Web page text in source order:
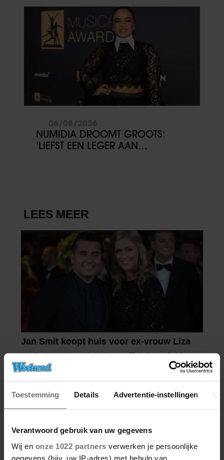
Toestemming Details Advertentie-instellingen
Verantwoord gebruik van uw gegevens
Wij en onze 1022 partners verwerken je persoonlijke
gegevens (bijv. uw IP-adres) met behulp van
NUMIDIA DROOMT GROOTS:
‘LIEFST EEN LEGER AAN